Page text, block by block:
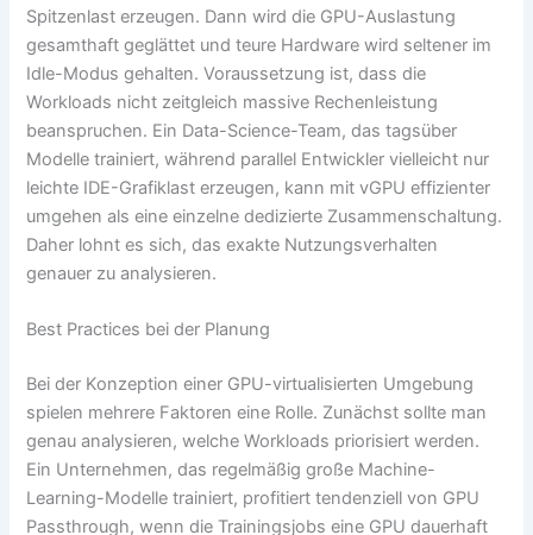
Spitzenlast erzeugen. Dann wird die GPU-Auslastung
gesamthaft geglättet und teure Hardware wird seltener im
Idle-Modus gehalten. Voraussetzung ist, dass die
Workloads nicht zeitgleich massive Rechenleistung
beanspruchen. Ein Data-Science-Team, das tagsüber
Modelle trainiert, während parallel Entwickler vielleicht nur
leichte IDE-Grafiklast erzeugen, kann mit vGPU effizienter
umgehen als eine einzelne dedizierte Zusammenschaltung.
Daher lohnt es sich, das exakte Nutzungsverhalten
genauer zu analysieren.
Best Practices bei der Planung
Bei der Konzeption einer GPU-virtualisierten Umgebung
spielen mehrere Faktoren eine Rolle. Zunächst sollte man
genau analysieren, welche Workloads priorisiert werden.
Ein Unternehmen, das regelmäßig große Machine-
Learning-Modelle trainiert, profitiert tendenziell von GPU
Passthrough, wenn die Trainingsjobs eine GPU dauerhaft